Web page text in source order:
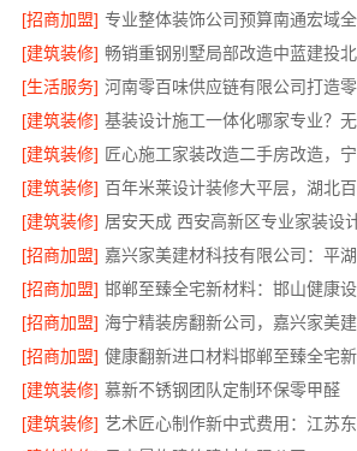
[招商加盟]
[建筑装修] 畅销重钢别墅局部改造中蓝建投
[生活服务]
[建筑装修]
[建筑装修]
[建筑装修]
[建筑装修] 居安天成 西安高新区专业家装设
[招商加盟] 嘉兴家美建材科技有限公司：平
[招商加盟]
[招商加盟]
[招商加盟] 健康翻新进口材料邯郸至臻全宅
[建筑装修] 慕新不锈钢团队定制环保零甲醛
[建筑装修]